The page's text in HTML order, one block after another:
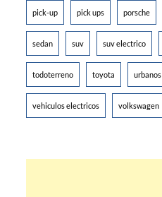
pick-up pick ups porsche
sedan suv suv electrico
todoterreno toyota urbanos
vehiculos electricos volkswagen